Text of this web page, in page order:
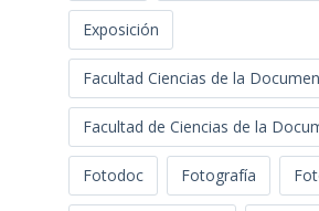
Exposición
Facultad Ciencias de la
Facultad de Ciencias de la
Fotodoc Fotografía